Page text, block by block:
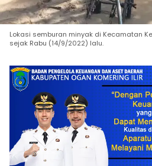
Lokasi semburan minyak di Kecamatan
sejak Rabu (14/9/2022) lalu.